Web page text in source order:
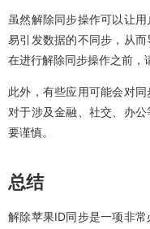
虽然解除同步操作可以让
易引发数据的不同步，从
在进行解除同步操作之前，
此外，有些应用可能会对
对于涉及金融、社交、办
要谨慎。
总结
解除苹果ID同步是一项非